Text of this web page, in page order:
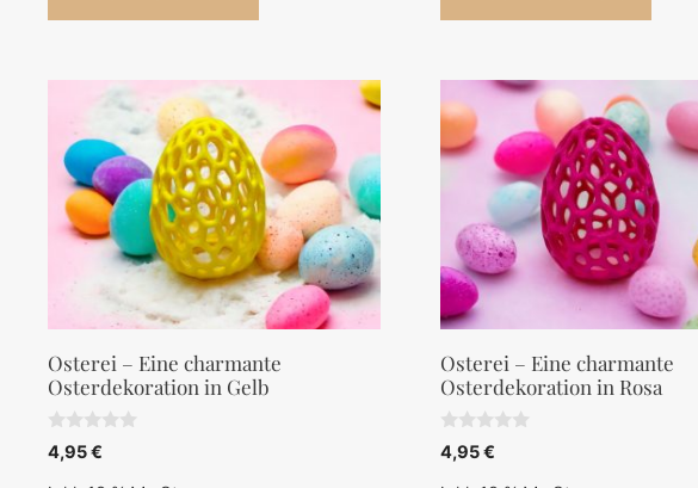
Osterei – Eine charmante
Osterdekoration in Gelb
0
v
4,95€
Osterei – Eine charmante
Osterdekoration in Rosa
0
v
4,95€